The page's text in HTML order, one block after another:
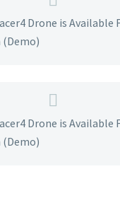
Drone is Available
(Demo)
Drone is Available
(Demo)